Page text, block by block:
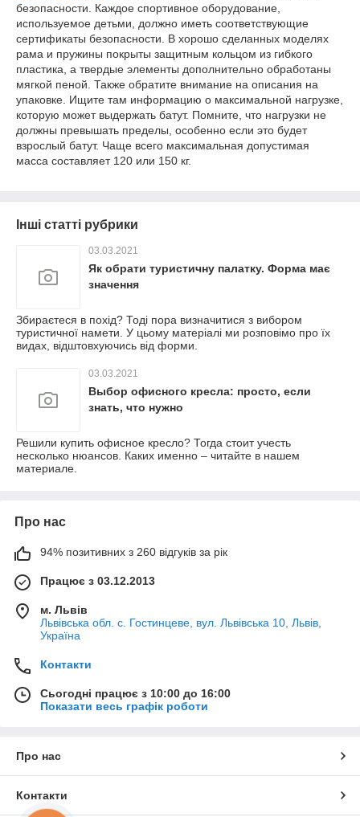
безопасности. Каждое спортивное оборудование,
используемое детьми, должно иметь соответствующие
сертификаты безопасности. В хорошо сделанных моделях
рама и пружины покрыты защитным кольцом из гибкого
пластика, а твердые элементы дополнительно обработаны
мягкой пеной. Также обратите внимание на описания на
упаковке. Ищите там информацию о максимальной нагрузке,
которую может выдержать батут. Помните, что нагрузки не
должны превышать пределы, особенно если это будет
взрослый батут. Чаще всего максимальная допустимая
масса составляет 120 или 150 кг.
Інші статті рубрики
03.03.2021
Як обрати туристичну палатку. Форма має
значення
Збираєтеся в похід? Тоді пора визначитися з вибором
туристичної намети. У цьому матеріалі ми розповімо про їх
видах, відштовхуючись від форми.
03.03.2021
Выбор офисного кресла: просто, если
знать, что нужно
Решили купить офисное кресло? Тогда стоит учесть
несколько нюансов. Каких именно – читайте в нашем
материале.
Про нас
94% позитивних з 260 відгуків за рік
Працює з 03.12.2013
м. Львів
Львівська обл. с. Гостинцеве, вул. Львівська 10, Львів,
Україна
Контакти
Сьогодні працює з 10:00 до 16:00
Показати весь графік роботи
Про нас
Контакти